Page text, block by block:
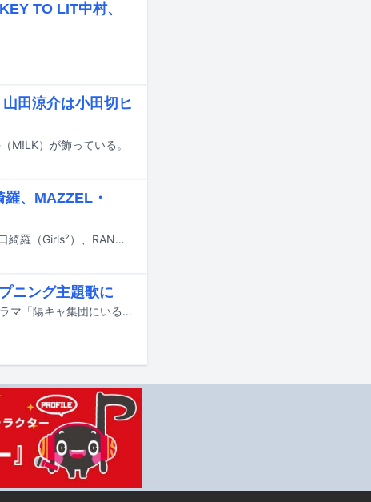
TO LIT中村、
田涼介は小田切ヒ
M!LK）が飾っている。
、MAZZEL・
JO（&TEAM）が主演を務める映画「ワンダンス」の追加キャストとして、山口綺羅（Girls²）、RAN（MAZZEL）、TSUKKI、髙松アロハ（超特急）の出演が発表された。
ニング主題歌に
龍宮城の新曲「愛愛愛なんて」が、8月10日にスタートする読売テレビの新ドラマ「陽キャ集団にいる芹沢は、俺の前だと様子がおかしい」のオープニング主題歌に決定した。